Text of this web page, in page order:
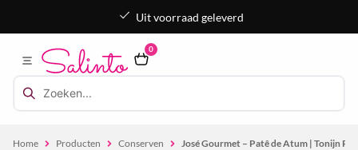
Uit voorraad geleverd
0
Home Producten Conserven José Gourmet – Patê de Atum | Tonijn